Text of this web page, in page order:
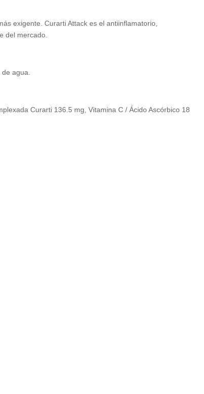
exigente. Curarti Attack es el antiinflamatorio,
del mercado.
agua.
Curarti 136.5 mg, Vitamina C / Ácido Ascórbico 18